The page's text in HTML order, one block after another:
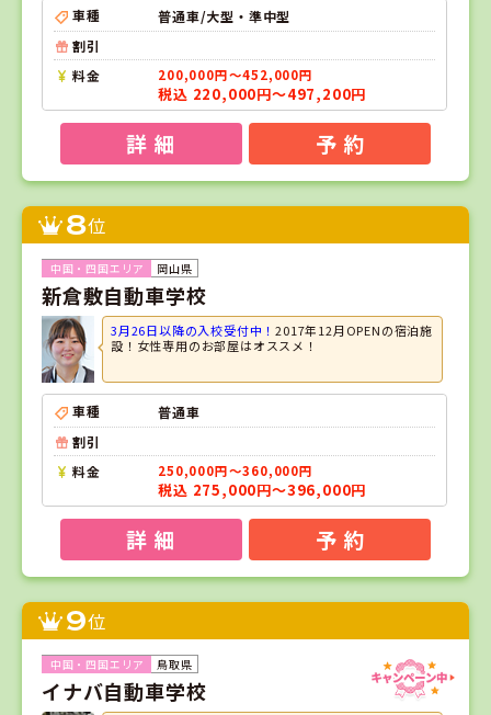
車種
普通車/大型・準中型
割引
料金
200,000円～452,000円
税込 220,000円～497,200円
詳 細 予 約
8位
岡山県
新倉敷自動車学校
3月26日以降の入校受付中！2017年12月OPENの宿泊施
設！女性専用のお部屋はオススメ！
車種
普通車
割引
料金
250,000円～360,000円
税込 275,000円～396,000円
詳 細 予 約
9位
鳥取県
イナバ自動車学校